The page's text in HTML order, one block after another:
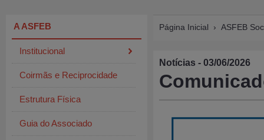
A ASFEB
Institucional
Coirmãs e Reciprocidade
Estrutura Física
Guia do Associado
Página Inicial › ASFEB
Notícias - 03/06/2026